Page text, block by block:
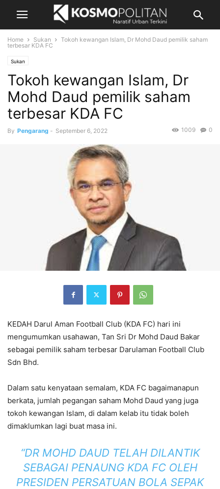
Home Sukan
Tokoh kewangan Islam, Dr Mohd Daud pemilik saham
terbesar KDA FC
Sukan
Tokoh kewangan Islam, Dr
Mohd Daud pemilik saham
terbesar KDA FC
By Pengarang - September 6, 2022 0
1009
KEDAH Darul Aman Football Club (KDA FC) hari ini
mengumumkan usahawan, Tan Sri Dr Mohd Daud Bakar
sebagai pemilik saham terbesar Darulaman Football Club
Sdn Bhd.
Dalam satu kenyataan semalam, KDA FC bagaimanapun
berkata, jumlah pegangan saham Mohd Daud yang juga
tokoh kewangan Islam, di dalam kelab itu tidak boleh
dimaklumkan lagi buat masa ini.
“DR MOHD DAUD TELAH DILANTIK
SEBAGAI PENAUNG KDA FC OLEH
PRESIDEN PERSATUAN BOLA SEPAK